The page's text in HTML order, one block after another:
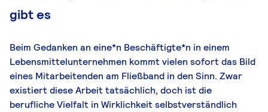
gibt es
Beim Gedanken an eine*n Beschäftigte*n in einem
Lebensmittelunternehmen kommt vielen sofort das Bild
eines Mitarbeitenden am Fließband in den Sinn. Zwar
existiert diese Arbeit tatsächlich, doch ist die
berufliche Vielfalt in Wirklichkeit selbstverständlich